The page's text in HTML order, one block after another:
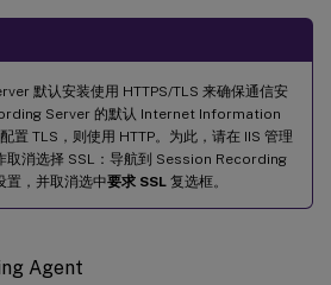
默认安装使用 HTTPS/TLS 来确保通信安
Server 的默认 Internet Information
置 TLS，则使用 HTTP。为此，请在 IIS 管理
取消选择 SSL：导航到 Session Recording
置，并取消选中要求 SSL 复选框。
Agent